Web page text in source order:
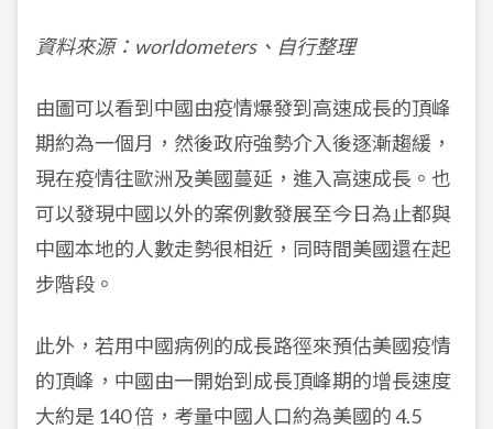
資料來源：worldometers、自行整理
由圖可以看到中國由疫情爆發到高速成長的頂峰
期約為一個月，然後政府強勢介入後逐漸趨緩，
現在疫情往歐洲及美國蔓延，進入高速成長。也
可以發現中國以外的案例數發展至今日為止都與
中國本地的人數走勢很相近，同時間美國還在起
步階段。
此外，若用中國病例的成長路徑來預估美國疫情
的頂峰，中國由一開始到成長頂峰期的增長速度
大約是 140 倍，考量中國人口約為美國的 4.5